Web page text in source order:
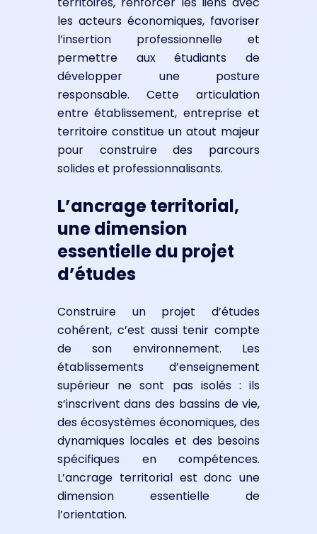
les acteurs économiques, favoriser
l’insertion professionnelle et
permettre aux étudiants de
développer une posture
responsable. Cette articulation
entre établissement, entreprise et
territoire constitue un atout majeur
pour construire des parcours
solides et professionnalisants.
L’ancrage territorial,
une dimension
essentielle du projet
d’études
Construire un projet d’études
cohérent, c’est aussi tenir compte
de son environnement. Les
établissements d’enseignement
supérieur ne sont pas isolés : ils
s’inscrivent dans des bassins de vie,
des écosystèmes économiques, des
dynamiques locales et des besoins
spécifiques en compétences.
L’ancrage territorial est donc une
dimension essentielle de
l’orientation.